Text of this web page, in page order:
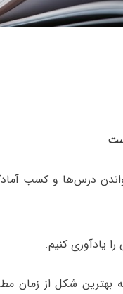
درس‌ها و کسب
یادآوری کنیم.
شکل از زمان